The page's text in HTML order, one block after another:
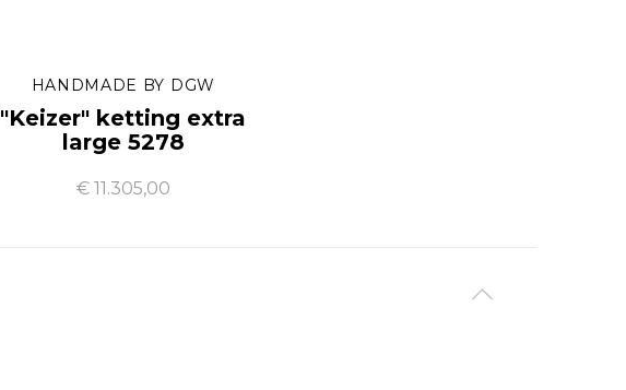
HANDMADE BY DGW
"Keizer" ketting extra
large 5278
€ 11.305,00